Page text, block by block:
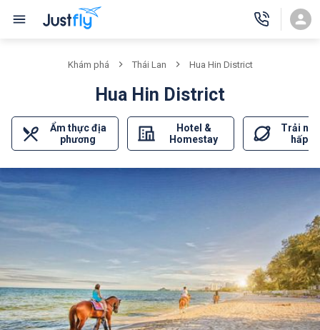
Khám phá Thái Lan Hua Hin District
Hua Hin District
Ẩm thực địa
phương
Hotel &
Homestay
Trải
hấp